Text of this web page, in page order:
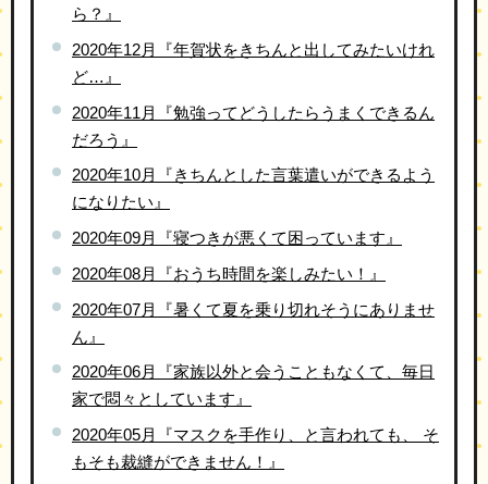
ら？』
2020年12月『年賀状をきちんと出してみたいけれ
ど…』
2020年11月『勉強ってどうしたらうまくできるん
だろう』
2020年10月『きちんとした言葉遣いができるよう
になりたい』
2020年09月『寝つきが悪くて困っています』
2020年08月『おうち時間を楽しみたい！』
2020年07月『暑くて夏を乗り切れそうにありませ
ん』
2020年06月『家族以外と会うこともなくて、毎日
家で悶々としています』
2020年05月『マスクを手作り、と言われても、 そ
もそも裁縫ができません！』